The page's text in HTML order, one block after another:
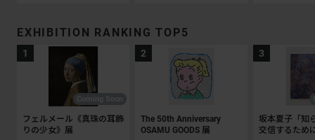
EXHIBITION RANKING TOP5
フェルメール《真珠の耳飾
りの少女》展
The 50th Anniversary
OSAMU GOODS 展
坂本夏子「知
交信するため